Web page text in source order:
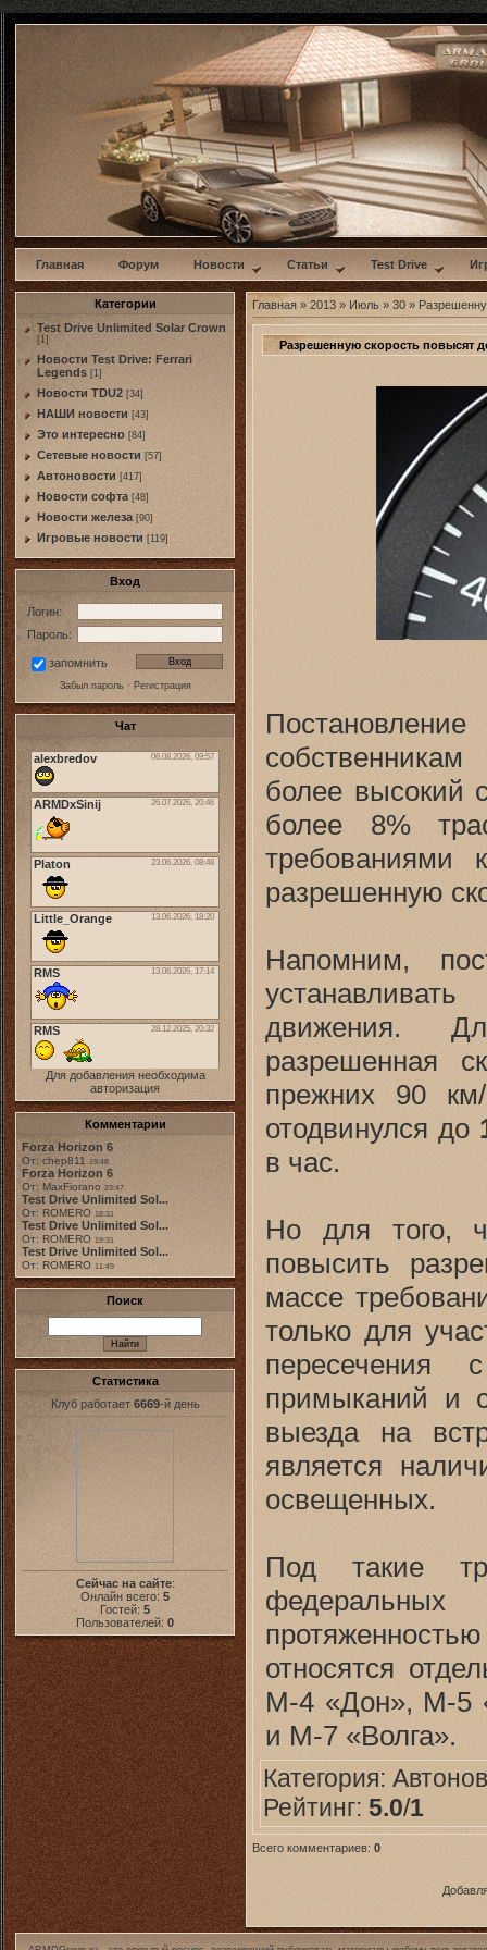
w
Главная Форум Новости Статьи Test Drive
Категории
Test Drive Unlimited Solar Crown
[1]
Новости Test Drive: Ferrari
Legends [1]
Новости TDU2 [34]
НАШИ новости [43]
Это интересно [84]
Сетевые новости [57]
Автоновости [417]
Новости софта [48]
Новоcти железа [90]
Игровые новости [119]
Вход
Логин:
Пароль:
запомнить
Забыл пароль· Регистрация
Чат
Для добавления необходима
авторизация
Комментарии
Forza Horizon 6
От: chep811 19:48
Forza Horizon 6
От: MaxFiorano 23:47
Test Drive Unlimited Sol...
От: ROMERO 18:31
Test Drive Unlimited Sol...
От: ROMERO 19:31
Test Drive Unlimited Sol...
От: ROMERO 11:49
Поиск
Статистика
Клуб работает 6669-й день
Сейчас на сайте:
Онлайн всего: 5
Гостей: 5
Пользователей: 0
Главная » 2013 » Июль » 30 »
Разрешенную скорость повысят
более высокий
более 8%
требованиями
разрешенную
Напомним,
движения.
разрешенная
прежних 90
отодвинулся до
в час.
Но для того,
повысить
массе
только для
пересечения
примыканий и
выезда на
является
освещенных.
Под такие
относятся
М-4 «Дон», М-5
и М-7 «Волга».
Категория:
Рейтинг: 5.0/1
Всего комментариев: 0